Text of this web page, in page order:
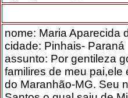
nome: Maria Aparecida
cidade: Pinhais- Paraná
assunto: Por gentileza
familires de meu
do Maranhão-MG. Seu